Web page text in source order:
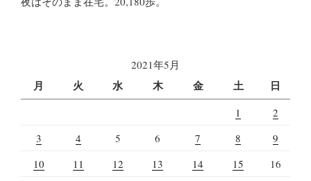
2021年5月
月 火 水 木 金 土 日
1
2
3
4 5 6 7 8
9
10
11 12 13 14 15
16